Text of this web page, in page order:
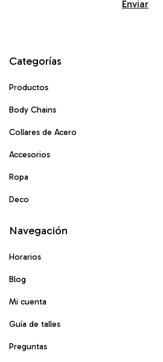
Categorías
Productos
Body Chains
Collares de Acero
Accesorios
Ropa
Deco
Navegación
Horarios
Blog
Mi cuenta
Guía de talles
Preguntas